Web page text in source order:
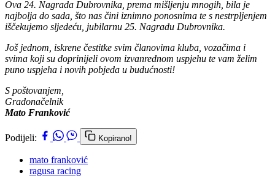
Ova 24. Nagrada Dubrovnika, prema mišljenju mnogih, bila je
najbolja do sada, što nas čini iznimno ponosnima te s nestrpljenjem
iščekujemo sljedeću, jubilarnu 25. Nagradu Dubrovnika.
Još jednom, iskrene čestitke svim članovima kluba, vozačima i
svima koji su doprinijeli ovom izvanrednom uspjehu te vam želim
puno uspjeha i novih pobjeda u budućnosti!
S poštovanjem,
Gradonačelnik
Mato Franković
Podijeli: Kopirano!
mato franković
ragusa racing